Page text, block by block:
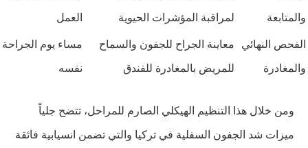
والمتابعة لمراقبة المؤشرات الحيوية العمل
الفحص النهائي
والمغادرة
معاينة الجراح للجفون والسماح
للمريض بالمغادرة للفندق
مساء يوم الجراحة
نفسه
ومن خلال هذا التنظيم الهيكلي الصارم للمراحل، تتضح جلياً
ميزات شد الجفون السفلية في تركيا والتي تضمن انسيابية فائقة